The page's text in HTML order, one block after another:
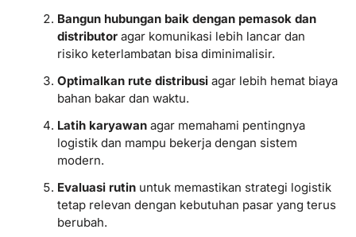
Bangun hubungan baik dengan pemasok dan
distributoragar komunikasi lebih lancar dan
risiko keterlambatan bisa diminimalisir.
Optimalkan rute distribusiagar lebih hemat biaya
bahan bakar dan waktu.
Latih karyawanagar memahami pentingnya
logistik dan mampu bekerja dengan sistem
modern.
Evaluasi rutinuntuk memastikan strategi logistik
tetap relevan dengan kebutuhan pasar yang terus
berubah.